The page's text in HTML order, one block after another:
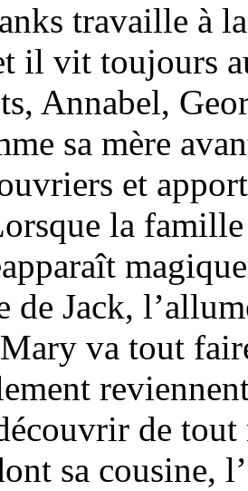
travaille à
il vit toujours
Annabel,
sa mère
et
la
de Jack,
va tout
de
sa cousine,